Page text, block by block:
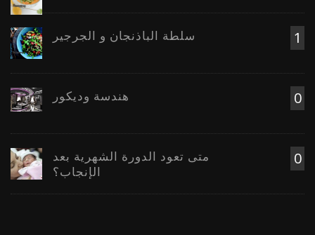
1 سلطة الباذنجان و الجرجير
0 هندسة وديكور
0
متى تعود الدورة الشهرية بعد
الإنجاب؟